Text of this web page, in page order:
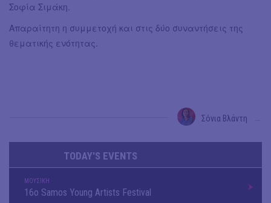
Σοφία Σιμάκη.
Απαραίτητη η συμμετοχή και στις δύο συναντήσεις της
θεματικής ενότητας.
Σόνια Βλάντη
TODAY'S EVENTS
ΜΟΥΣΙΚΗ
16o Samos Young Artists Festival